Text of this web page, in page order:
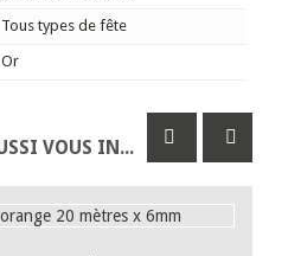
Tous types de fête
Or
PRODUITS POUVANT AUSSI VOUS INTÉRESSER